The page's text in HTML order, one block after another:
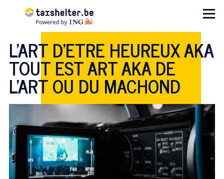
Aller au contenu principal
Menu
L'ART D'ETRE HEUREUX AKA
TOUT EST ART AKA DE
L'ART OU DU MACHOND